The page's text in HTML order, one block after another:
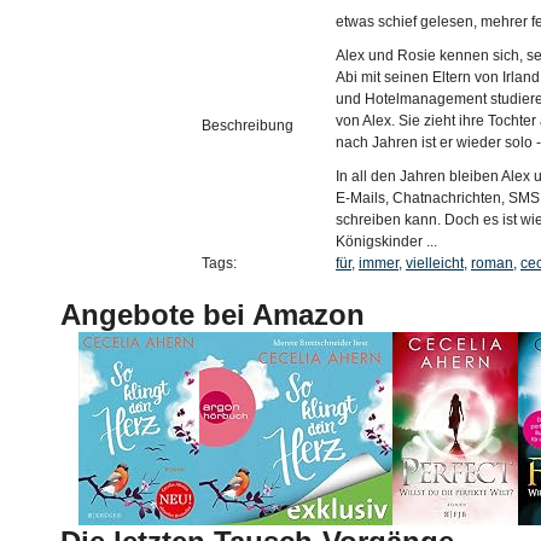
Beschreibung
etwas schief gelesen, mehrer
Alex und Rosie kennen sich,
Abi mit seinen Eltern von
und Hotelmanagement
von Alex. Sie zieht ihre
nach Jahren ist er wieder solo
In all den Jahren bleiben Alex
E-Mails, Chatnachrichten,
schreiben kann. Doch es ist
Königskinder ...
Tags:
für, immer, vielleicht, roman,
Angebote bei Amazon